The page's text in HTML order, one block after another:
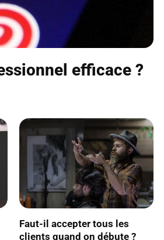
efficace ?
Faut-il accepter tous les
clients quand on débute ?